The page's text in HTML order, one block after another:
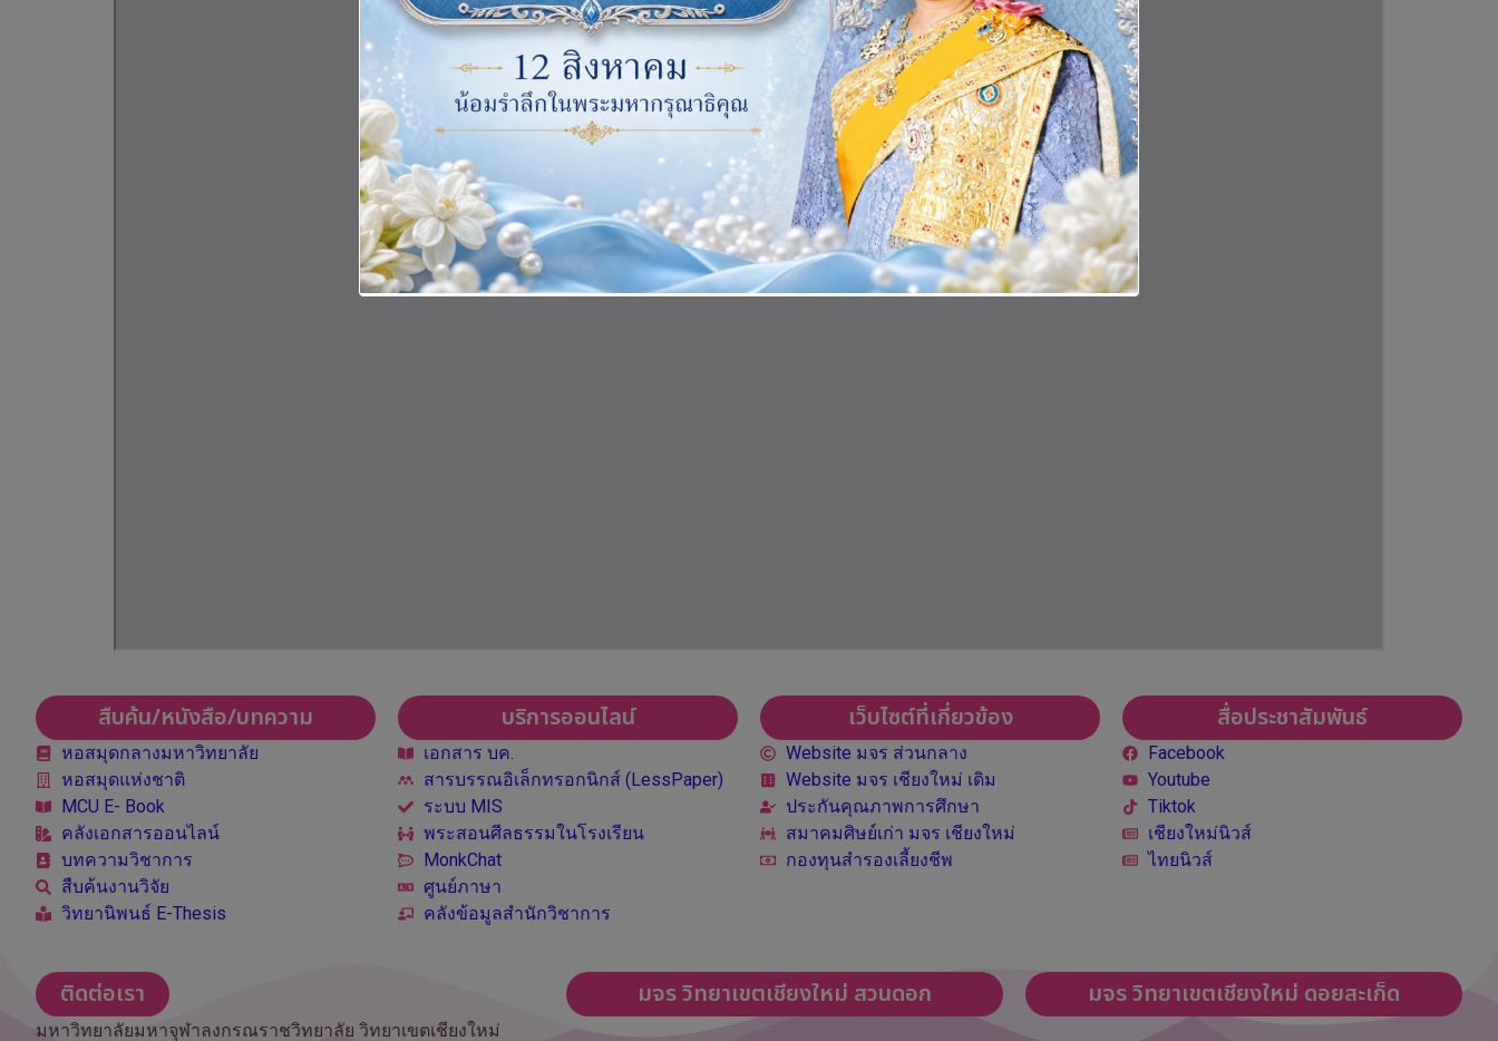
สืบค้น/หนังสือ/บทความ
หอสมุดกลางมหาวิทยาลัย
หอสมุดแห่งชาติ
MCU E- Book
คลังเอกสารออนไลน์
บทความวิชาการ
สืบค้นงานวิจัย
วิทยานิพนธ์ E-Thesis
บริการออนไลน์
เอกสาร บค.
สารบรรณอิเล็กทรอกนิกส์ (LessPaper)
ระบบ MIS
พระสอนศีลธรรมในโรงเรียน
MonkChat
ศูนย์ภาษา
คลังข้อมูลสำนักวิชาการ
เว็บไซต์ที่เกี่ยวข้อง
Website มจร ส่วนกลาง
Website มจร เชียงใหม่ เดิม
ประกันคุณภาพการศึกษา
สมาคมศิษย์เก่า มจร เชียงใหม่
กองทุนสำรองเลี้ยงชีพ
สื่อประชาสัมพันธ์
Facebook
Youtube
Tiktok
เชียงใหม่นิวส์
ไทยนิวส์
ติดต่อเรา
มหาวิทยาลัยมหาจุฬาลงกรณราชวิทยาลัย วิทยาเขตเชียงใหม่
มจร วิทยาเขตเชียงใหม่ สวนดอก มจร วิทยาเขตเชียงใหม่ ดอยสะเก็ด